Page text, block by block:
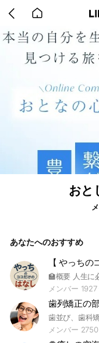
back
home
おと
あなたへのおすすめ
【 やっちの
メンバー 1927
歯列矯正の
メンバー 2750